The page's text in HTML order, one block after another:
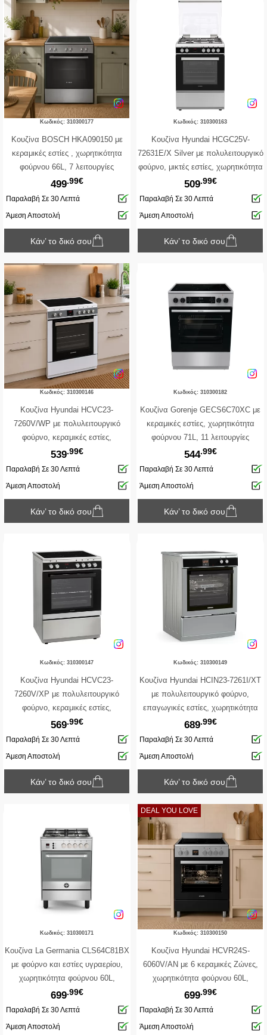
Κωδικός: 310300177
Κουζίνα BOSCH HKA090150 με
κεραμικές εστίες , χωρητικότητα
φούρνου 66L, 7 λειτουργίες
ψησίματος και ενεργειακή κλάση Α
499.99€
Παραλαβή Σε 30 Λεπτά
Άμεση Αποστολή
Κάν’ το δικό σου
Κωδικός: 310300163
Κουζίνα Hyundai HCGC25V-
72631E/X Silver με πολυλειτουργικό
φούρνο, μικτές εστίες, χωρητικότητα
φούρνου 65 λίτρα, 9 λειτουργίες
ψησίματος, οθόνη προγραμματισμού
509.99€
Παραλαβή Σε 30 Λεπτά
Άμεση Αποστολή
Κάν’ το δικό σου
Κωδικός: 310300146
Κουζίνα Hyundai HCVC23-
7260V/WP με πολυλειτουργικό
φούρνο, κεραμικές εστίες,
χωρητικότητα φούρνου 69L, 9
λειτουργίες ψησίματος, μηχανισμό
539.99€
Παραλαβή Σε 30 Λεπτά
Άμεση Αποστολή
Κάν’ το δικό σου
Κωδικός: 310300182
Κουζίνα Gorenje GECS6C70XC με
κεραμικές εστίες, χωρητικότητα
φούρνου 71L, 11 λειτουργίες
ψησίματος και ενεργειακή κλάση Α -
Silver
544.99€
Παραλαβή Σε 30 Λεπτά
Άμεση Αποστολή
Κάν’ το δικό σου
Κωδικός: 310300147
Κουζίνα Hyundai HCVC23-
7260V/XP με πολυλειτουργικό
φούρνο, κεραμικές εστίες,
χωρητικότητα φούρνου 69L, 9
λειτουργίες ψησίματος, μηχανισμό
569.99€
Παραλαβή Σε 30 Λεπτά
Άμεση Αποστολή
Κάν’ το δικό σου
Κωδικός: 310300149
Κουζίνα Hyundai HCIN23-7261I/XT
με πολυλειτουργικό φούρνο,
επαγωγικές εστίες, χωρητικότητα
φούρνου 69L, 9 λειτουργίες
ψησίματος, μηχανισμό σούβλας και
689.99€
Παραλαβή Σε 30 Λεπτά
Άμεση Αποστολή
Κάν’ το δικό σου
Κωδικός: 310300171
Κουζίνα La Germania CLS64C81BX
με φούρνο και εστίες υγραερίου,
χωρητικότητα φούρνου 60L,
μηχανισμό σούβλας, 5 λειτουργίες
ψησίματος και ενεργειακή κλάση Α
699.99€
Παραλαβή Σε 30 Λεπτά
Άμεση Αποστολή
DEAL YOU LOVE
Κωδικός: 310300150
Κουζίνα Hyundai HCVR24S-
6060V/AN με 6 κεραμικές Ζώνες,
χωρητικότητα φούρνου 60L,
μηχανισμό σούβλας και ενεργειακή
κλάση Α
699.99€
Παραλαβή Σε 30 Λεπτά
Άμεση Αποστολή